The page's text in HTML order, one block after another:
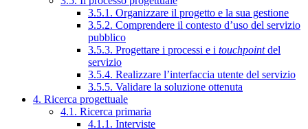
3.5.1. Organizzare il progetto e la sua gestione
3.5.2. Comprendere il contesto d’uso del servizio
pubblico
3.5.3. Progettare i processi e i touchpointdel
servizio
3.5.4. Realizzare l’interfaccia utente del servizio
3.5.5. Validare la soluzione ottenuta
4. Ricerca progettuale
4.1. Ricerca primaria
4.1.1. Interviste